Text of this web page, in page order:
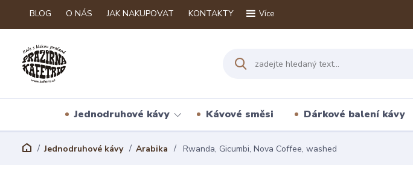
BLOG O NÁS JAK NAKUPOVAT KONTAKTY Více
Jednodruhové kávy Kávové směsi Dárkové balení kávy
Jednodruhové kávy Arabika Rwanda, Gicumbi, Nova Coffee, washed